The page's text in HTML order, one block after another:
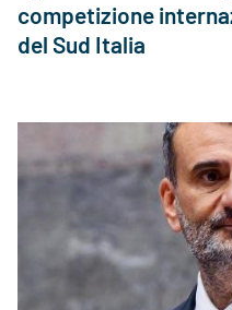
competizione
del Sud Italia